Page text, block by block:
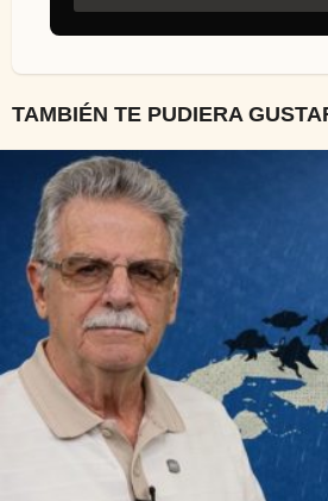
TAMBIÉN TE PUDIERA